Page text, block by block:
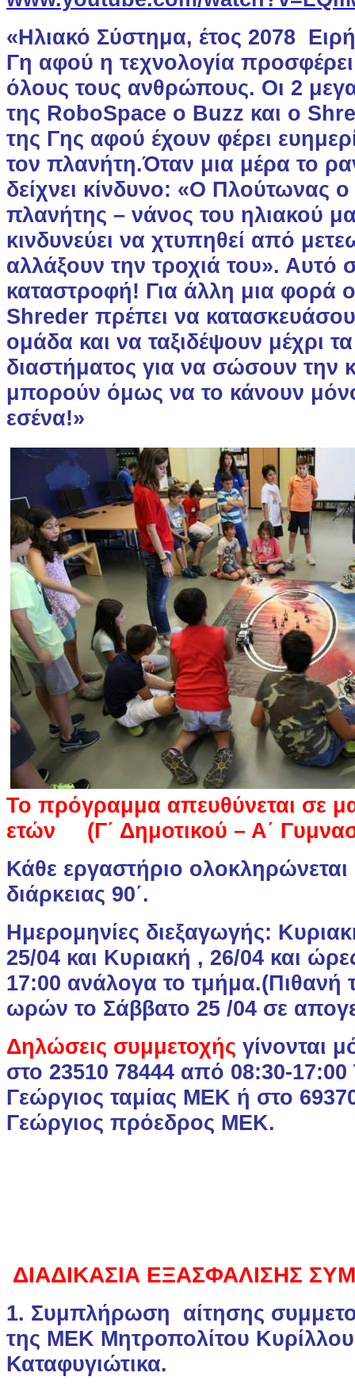
«Hλιακό Σύστημα, έτος 2078
Γη αφού η τεχνολογία
όλους τους ανθρώπους. Οι 2
της RoboSpace ο Buzz και ο
της Γης αφού έχουν φέρει
τον πλανήτη.Όταν μια μέρα το
δείχνει κίνδυνο: «Ο Πλούτωνας
πλανήτης – νάνος του ηλιακού
κινδυνεύει να χτυπηθεί από
αλλάξουν την τροχιά του». Αυτό
καταστροφή! Για άλλη μια φορά
Shreder πρέπει να
ομάδα και να ταξιδέψουν μέχρι
διαστήματος για να σώσουν την
μπορούν όμως να το κάνουν
εσένα!»
Το πρόγραμμα απευθύνεται σε
ετών (Γ΄ Δημοτικού – Α΄
Κάθε εργαστήριο ολοκληρώνεται
διάρκειας 90΄.
Ημερομηνίες διεξαγωγής:
25/04 και Κυριακή , 26/04 και
17:00 ανάλογα το
ωρών το Σάββατο 25 /04 σε
Δηλώσεις συμμετοχής γίνονται
στο 23510 78444 από 08:30-17:00
Γεώργιος ταμίας ΜΕΚ ή στο
Γεώργιος πρόεδρος ΜΕΚ.
ΔΙΑΔΙΚΑΣΙΑ ΕΞΑΣΦΑΛΙΣΗΣ
1. Συμπλήρωση αίτησης
της ΜΕΚ Μητροπολίτου
Καταφυγιώτικα.